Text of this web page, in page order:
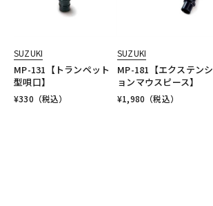
SUZUKI
MP-131【トランペット
型唄口】
¥330 （税込）
SUZUKI
MP-181【エクステンシ
ョンマウスピース】
¥1,980 （税込）